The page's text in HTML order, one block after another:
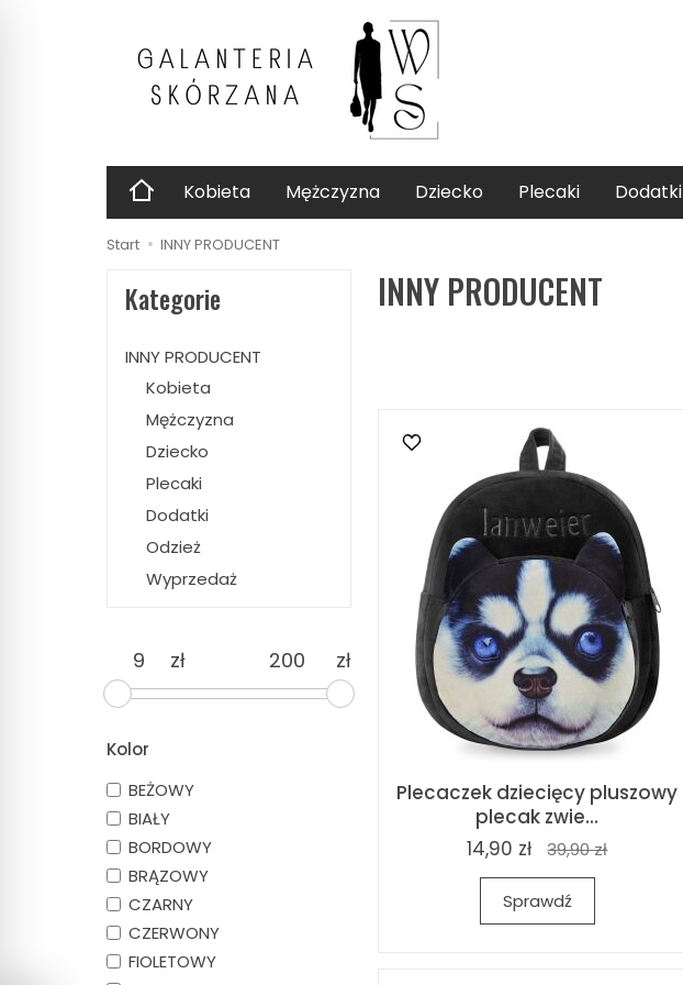
Kobieta Mężczyzna Dziecko Plecaki Dodatki
Start INNY PRODUCENT
INNY PRODUCENT
Plecaczek dziecięcy pluszowy
plecak zwie...
14,90 zł
39,90 zł
Sprawdź
Kategorie
INNY PRODUCENT
Kobieta
Mężczyzna
Dziecko
Plecaki
Dodatki
Odzież
Wyprzedaż
zł zł
Kolor
BEŻOWY
BIAŁY
BORDOWY
BRĄZOWY
CZARNY
CZERWONY
FIOLETOWY